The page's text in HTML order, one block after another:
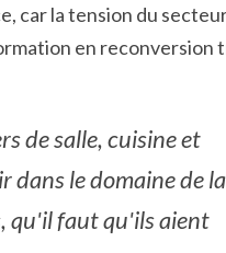
car la tension du
en reconversion
de salle, cuisine et
dans le domaine de la
qu'il faut qu'ils aient